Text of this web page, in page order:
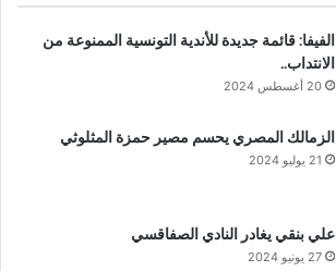
الفيفا: قائمة جديدة للأندية التونسية الممنوعة من
الانتداب..
20 أغسطس 2024
الزمالك المصري يحسم مصير حمزة المثلوثي
21 يوليو 2024
علي بنقي يغادر النادي الصفاقسي
27 يونيو 2024